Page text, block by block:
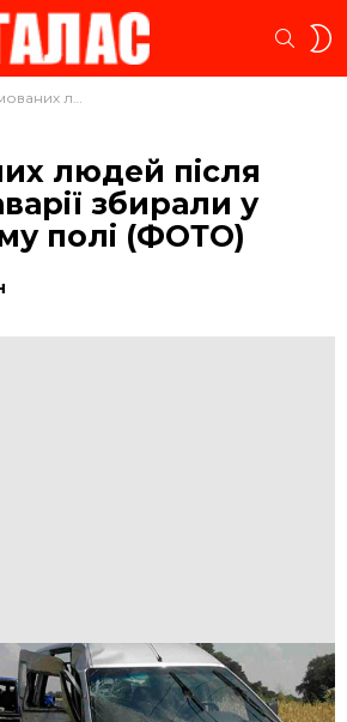
аварії збирали у пшеничному полі (ФОТО)
людей після
збирали у
полі (ФОТО)